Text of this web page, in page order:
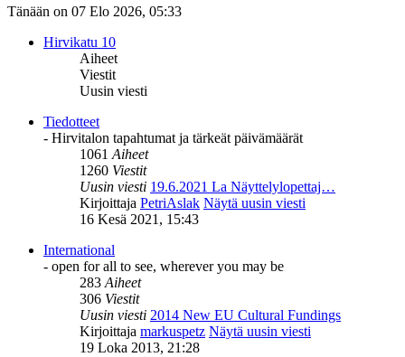
Tänään on 07 Elo 2026, 05:33
Hirvikatu 10
Aiheet
Viestit
Uusin viesti
Tiedotteet
- Hirvitalon tapahtumat ja tärkeät päivämäärät
1061Aiheet
1260 Viestit
Uusin viesti 19.6.2021 La Näyttelylopettaj…
Kirjoittaja PetriAslak Näytä uusin viesti
16 Kesä 2021, 15:43
International
- open for all to see, wherever you may be
283Aiheet
306 Viestit
Uusin viesti 2014 New EU Cultural Fundings
Kirjoittaja markuspetz Näytä uusin viesti
19 Loka 2013, 21:28